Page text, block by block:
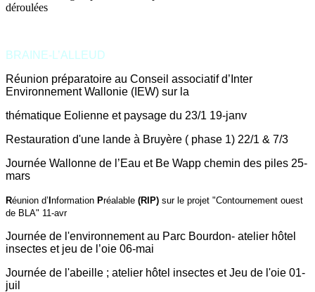
déroulées
BRAINE-L’ALLEUD
Réunion préparatoire au Conseil associatif d’Inter
Environnement Wallonie (IEW) sur la
thématique Eolienne et paysage du 23/1 19-janv
Restauration d'une lande à Bruyère ( phase 1) 22/1 & 7/3
Journée Wallonne de l’Eau et Be Wapp chemin des piles 25-
mars
Réunion d’ nformation Préalable (RIP) sur le projet "Contournement ouest
de BLA" 11-avr
Journée de l'environnement au Parc Bourdon- atelier hôtel
insectes et jeu de l’oie 06-mai
Journée de l'abeille ; atelier hôtel insectes et Jeu de l'oie 01-
juil